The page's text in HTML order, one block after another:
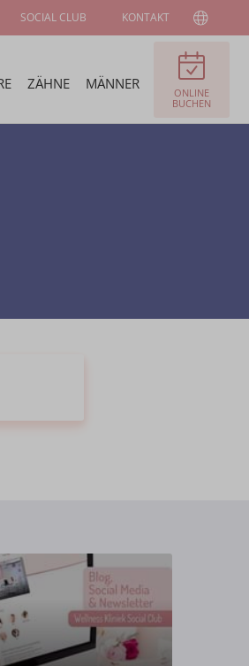
ZÄHNE MÄNNER
ONLINE
BUCHEN
SOCIAL CLUB KONTAKT